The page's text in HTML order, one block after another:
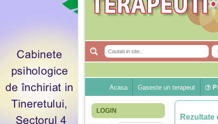
Acasa Gaseste un terapeut
LOGIN
Rezultate